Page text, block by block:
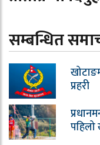
सम्बन्धित
प्रहरी
पहिलो